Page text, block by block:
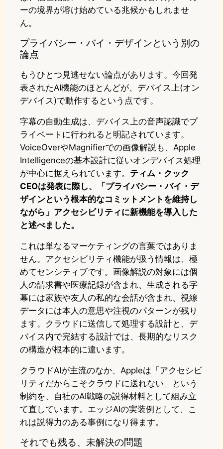
ーの境界が溶け始めている兆候かもしれませ
ん。
プライバシー・バイ・デザインという別の
論点
もうひとつ見逃せない論点があります。今回発
表されたAI機能のほとんどが、デバイス上(オン
デバイス)で動作するという点です。
字幕の自動生成は、デバイス上の音声認識でプ
ライベートに行われると明記されています。
VoiceOverやMagnifierでの画像解説も、Apple
Intelligenceの基本設計に従いオンデバイス処理
が中心に据えられています。 ティム・クック
CEOは発表に際し、「プライバシー・バイ・デ
ザインという根本的なコミットメントを維持し
ながら」アクセシビリティに新機能を導入した
と述べました。
これは単なるマーケティングの言葉ではありま
せん。アクセシビリティ機能が扱う情報は、極
めてセンシティブです。画像解説の対象には個
人の請求書や医療記録が含まれ、生成される字
幕には家族や友人の私的な会話が含まれ、視線
データには本人の意思や注視のパターンが残り
ます。クラウドに送信して処理する設計と、デ
バイス内で完結する設計では、長期的なリスク
の構造が根本的に違います。
クラウドAIが主流のなか、Appleは「アクセシビ
リティだからこそクラウドに送れない」という
制約を、自社のAI戦略の説得材料として組み立
て直しています。エッジAIの実装例として、こ
れは説得力のある事例になり得ます。
それでも残る、未解決の問題